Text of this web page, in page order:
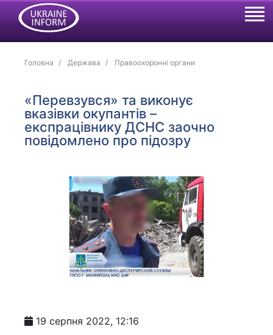
Головна Держава Правоохоронні органи
«Перевзувся» та виконує
вказівки окупантів –
експрацівнику ДСНС заочно
повідомлено про підозру
19 серпня 2022, 12:16